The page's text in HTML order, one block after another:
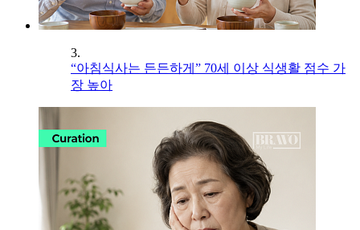
3.
“아침식사는 든든하게” 70세 이상 식생활 점수 가
장 높아